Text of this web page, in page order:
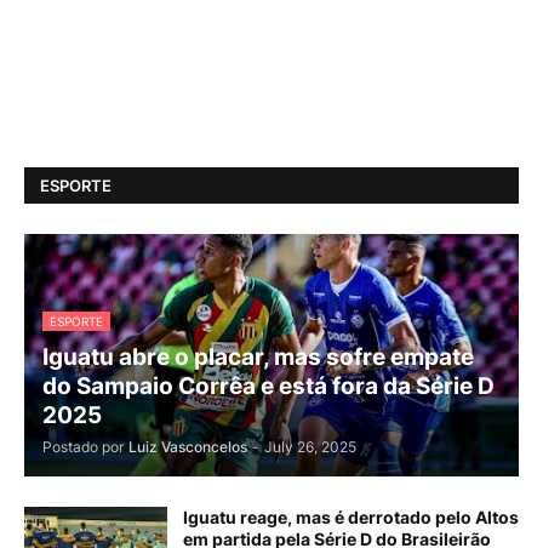
ESPORTE
ESPORTE
Iguatu abre o placar, mas sofre empate
do Sampaio Corrêa e está fora da Série D
2025
Postado por Luiz Vasconcelos - July 26, 2025
Iguatu reage, mas é derrotado pelo Altos
em partida pela Série D do Brasileirão